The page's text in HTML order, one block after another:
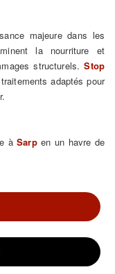
majeure dans les
la nourriture et
structurels.Stop
adaptés pour
àSarpen un havre de